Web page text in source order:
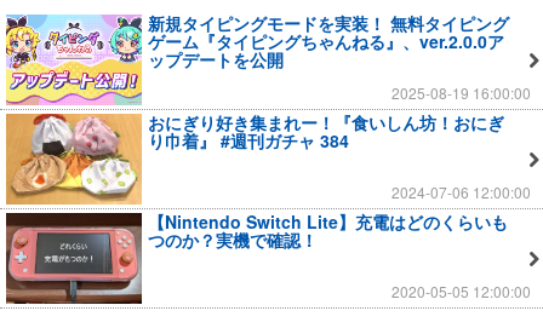
新規タイピングモードを実装！ 無料タイピング
ゲーム『タイピングちゃんねる』、ver.2.0.0ア
ップデートを公開
2025-08-19 16:00:00
おにぎり好き集まれー！『食いしん坊！おにぎ
り巾着』 #週刊ガチャ 384
2024-07-06 12:00:00
【Nintendo Switch Lite】充電はどのくらいも
つのか？実機で確認！
2020-05-05 12:00:00